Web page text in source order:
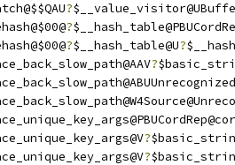
?
?
?$__hash_table@U?
?
?
?